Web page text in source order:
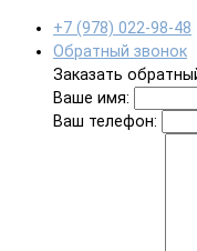
+7 (978) 022-98-48
Обратный звонок
Заказать
Ваше имя:
Ваш телефон: